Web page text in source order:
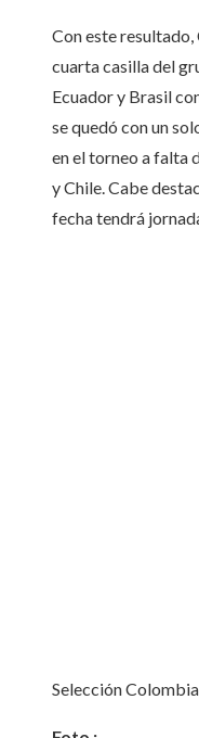
Con este
cuarta casilla del
Ecuador y Brasil
se quedó con un
en el torneo a falta
y Chile. Cabe
fecha tendrá
Selección